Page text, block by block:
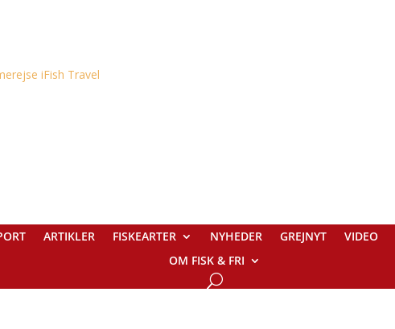
ARTIKLER FISKEARTER NYHEDER GREJNYT
VIDEO
OM FISK & FRI